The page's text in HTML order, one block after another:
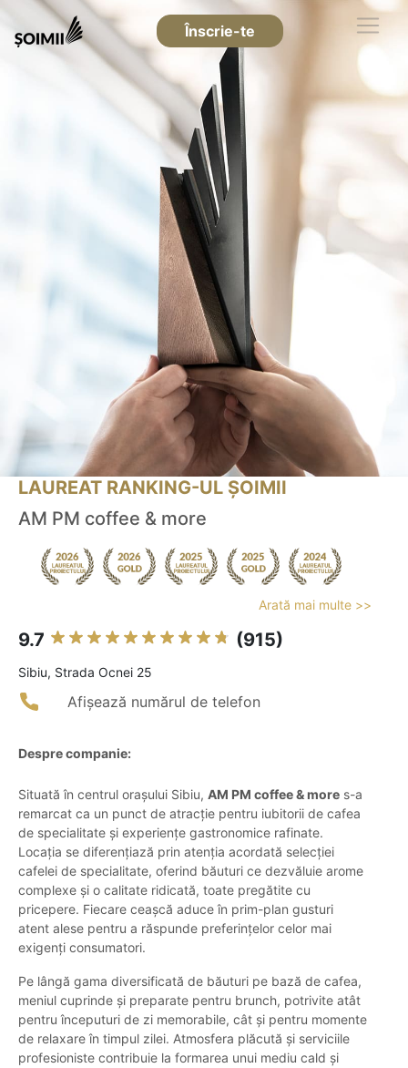
Înscrie-te
LAUREAT RANKING-UL ȘOIMII
AM PM coffee & more
Arată mai multe >>
9.7 (915)
Sibiu, Strada Ocnei 25
Afișează numărul de telefon
Despre companie:
Situată în centrul orașului Sibiu, AM PM coffee & more s-a
remarcat ca un punct de atracție pentru iubitorii de cafea
de specialitate și experiențe gastronomice rafinate.
Locația se diferențiază prin atenția acordată selecției
cafelei de specialitate, oferind băuturi ce dezvăluie arome
complexe și o calitate ridicată, toate pregătite cu
pricepere. Fiecare ceașcă aduce în prim-plan gusturi
atent alese pentru a răspunde preferințelor celor mai
exigenți consumatori.
Pe lângă gama diversificată de băuturi pe bază de cafea,
meniul cuprinde și preparate pentru brunch, potrivite atât
pentru începuturi de zi memorabile, cât și pentru momente
de relaxare în timpul zilei. Atmosfera plăcută și serviciile
profesioniste contribuie la formarea unui mediu cald și